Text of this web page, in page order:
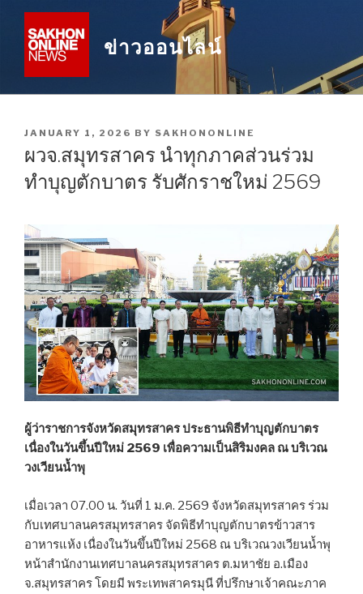
content
ข่าวออนไลน์
POSTED
JANUARY 1, 2026 BY SAKHONONLINE
ผวจ.สมุทรสาคร นำทุกภาคส่วนร่วม
ทำบุญตักบาตร รับศักราชใหม่ 2569
ผู้ว่าราชการจังหวัดสมุทรสาคร ประธานพิธีทำบุญตักบาตร
เนื่องในวันขึ้นปีใหม่ 2569 เพื่อความเป็นสิริมงคล ณ บริเวณ
วงเวียนน้ำพุ
เมื่อเวลา 07.00 น. วันที่ 1 ม.ค. 2569 จังหวัดสมุทรสาคร ร่วม
กับเทศบาลนครสมุทรสาคร จัดพิธีทำบุญตักบาตรข้าวสาร
อาหารแห้ง เนื่องในวันขึ้นปีใหม่ 2568 ณ บริเวณวงเวียนน้ำพุ
หน้าสำนักงานเทศบาลนครสมุทรสาคร ต.มหาชัย อ.เมือง
จ.สมุทรสาคร โดยมี พระเทพสาครมุนี ที่ปรึกษาเจ้าคณะภาค